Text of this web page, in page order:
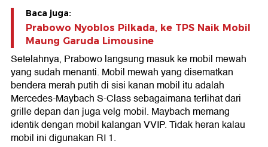
Baca juga:
Prabowo Nyoblos Pilkada, ke TPS Naik Mobil
Maung Garuda Limousine
Setelahnya, Prabowo langsung masuk ke mobil mewah
yang sudah menanti. Mobil mewah yang disematkan
bendera merah putih di sisi kanan mobil itu adalah
Mercedes-Maybach S-Class sebagaimana terlihat dari
grille depan dan juga velg mobil. Maybach memang
identik dengan mobil kalangan VVIP. Tidak heran kalau
mobil ini digunakan RI 1.